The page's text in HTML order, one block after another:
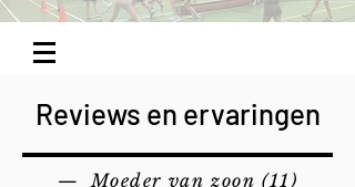
Reviews en ervaringen
— Moeder van zoon (11)